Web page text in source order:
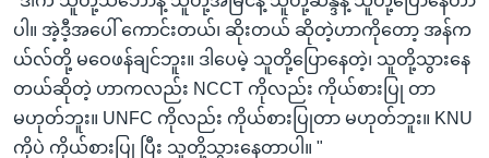
ပါ။ အဲ့ဒီ့အပေါ် ကောင်းတယ်၊ ဆိုးတယ် ဆိုတဲ့ဟာကိုတော့ အန်က
ယ်လ်တို့ မဝေဖန်ချင်ဘူး။ ဒါပေမဲ့ သူတို့ပြောနေတဲ့၊ သူတို့သွားနေ
တယ်ဆိုတဲ့ ဟာကလည်း NCCT ကိုလည်း ကိုယ်စားပြု တာ
မဟုတ်ဘူး။ UNFC ကိုလည်း ကိုယ်စားပြုတာ မဟုတ်ဘူး။ KNU
ကိုပဲ ကိုယ်စားပြု ပြီး သူတို့သွားနေတာပါ။ "